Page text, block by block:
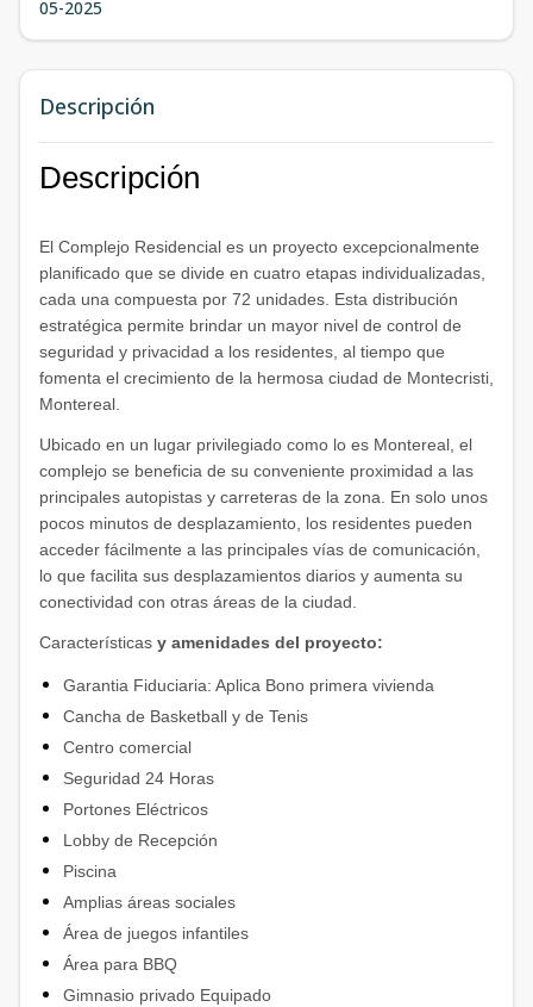
05-2025
Descripción
Descripción
El Complejo Residencial es un proyecto excepcionalmente
planificado que se divide en cuatro etapas individualizadas,
cada una compuesta por 72 unidades. Esta distribución
estratégica permite brindar un mayor nivel de control de
seguridad y privacidad a los residentes, al tiempo que
fomenta el crecimiento de la hermosa ciudad de Montecristi,
Montereal.
Ubicado en un lugar privilegiado como lo es Montereal, el
complejo se beneficia de su conveniente proximidad a las
principales autopistas y carreteras de la zona. En solo unos
pocos minutos de desplazamiento, los residentes pueden
acceder fácilmente a las principales vías de comunicación,
lo que facilita sus desplazamientos diarios y aumenta su
conectividad con otras áreas de la ciudad.
Características y amenidades del proyecto:
Garantia Fiduciaria: Aplica Bono primera vivienda
Cancha de Basketball y de Tenis
Centro comercial
Seguridad 24 Horas
Portones Eléctricos
Lobby de Recepción
Piscina
Amplias áreas sociales
Área de juegos infantiles
Área para BBQ
Gimnasio privado Equipado